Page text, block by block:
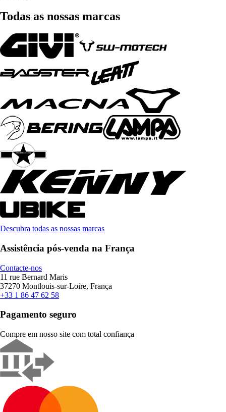
Todas as nossas marcas
Descubra todas as nossas marcas
Assistência pós-venda na França
Contacte-nos
11 rue Bernard Maris
37270 Montlouis-sur-Loire, França
+33 1 86 47 62 58
Pagamento seguro
Compre em nosso site com total confiança